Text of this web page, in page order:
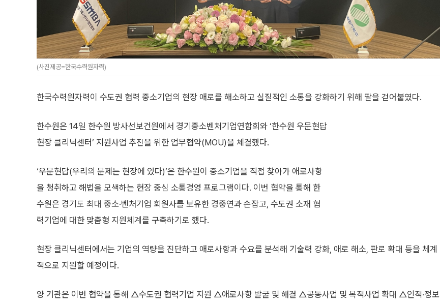
(사진제공=한국수력원자력)
한국수력원자력이 수도권 협력 중소기업의 현장 애로를 해소하고 실질적인 소통을 강화하기 위해 팔을 걷어붙였다.
한수원은 14일 한수원 방사선보건원에서 경기중소벤처기업연합회와 ‘한수원 우문현답
현장 클리닉센터’ 지원사업 추진을 위한 업무협약(MOU)을 체결했다.
‘우문현답(우리의 문제는 현장에 있다)’은 한수원이 중소기업을 직접 찾아가 애로사항
을 청취하고 해법을 모색하는 현장 중심 소통경영 프로그램이다. 이번 협약을 통해 한
수원은 경기도 최대 중소·벤처기업 회원사를 보유한 경중연과 손잡고, 수도권 소재 협
력기업에 대한 맞춤형 지원체계를 구축하기로 했다.
현장 클리닉센터에서는 기업의 역량을 진단하고 애로사항과 수요를 분석해 기술력 강화, 애로 해소, 판로 확대 등을 체계
적으로 지원할 예정이다.
양 기관은 이번 협약을 통해 △수도권 협력기업 지원 △애로사항 발굴 및 해결 △공동사업 및 목적사업 확대 △인적·정보